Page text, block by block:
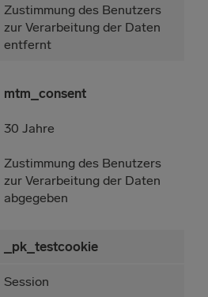
Zustimmung des Benutzers
zur Verarbeitung der Daten
entfernt
mtm_consent
30 Jahre
Zustimmung des Benutzers
zur Verarbeitung der Daten
abgegeben
_pk_testcookie
Session